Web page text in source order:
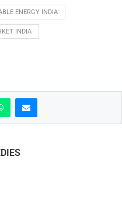
ENERGY INDIA
INDIA